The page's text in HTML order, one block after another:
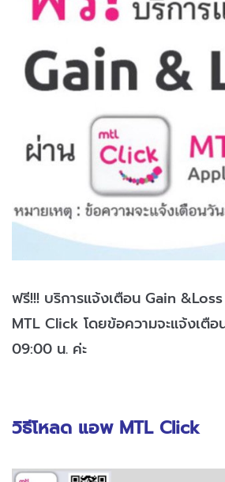
ฟรี!!! บริการแจ้งเตือน Gain
MTL Click โดยข้อความจะแจ้งเตือ
09:00 น. ค่ะ
วิธีโหลด แอพ MTL Click